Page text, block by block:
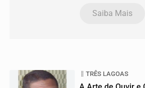
Saiba Mais
TRÊS LAGOAS